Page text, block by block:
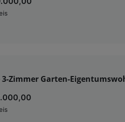
Zimmer Garten-